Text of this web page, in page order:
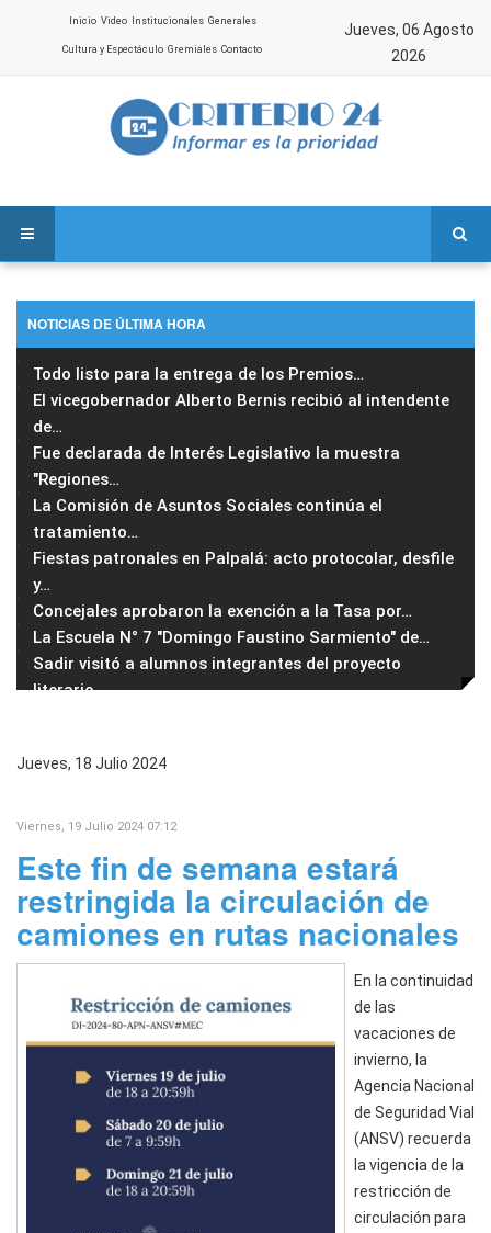
Inicio Video Institucionales Generales
Cultura y Espectáculo Gremiales Contacto
Jueves, 06 Agosto
2026
NOTICIAS DE ÚLTIMA HORA
Todo listo para la entrega de los Premios…
El vicegobernador Alberto Bernis recibió al intendente
de…
Fue declarada de Interés Legislativo la muestra
"Regiones…
La Comisión de Asuntos Sociales continúa el
tratamiento…
Fiestas patronales en Palpalá: acto protocolar, desfile
y…
Concejales aprobaron la exención a la Tasa por…
La Escuela N° 7 "Domingo Faustino Sarmiento" de…
Sadir visitó a alumnos integrantes del proyecto
literario…
Jueves, 18 Julio 2024
Viernes, 19 Julio 2024 07:12
Este fin de semana estará
restringida la circulación de
camiones en rutas nacionales
En la continuidad
de las
vacaciones de
invierno, la
Agencia Nacional
de Seguridad Vial
(ANSV) recuerda
la vigencia de la
restricción de
circulación para